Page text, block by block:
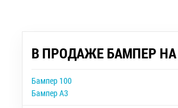
В ПРОДАЖЕ БАМПЕР НА
Бампер 100
Бампер A3